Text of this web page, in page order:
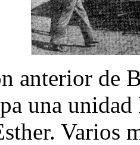
anterior de
una
Varios